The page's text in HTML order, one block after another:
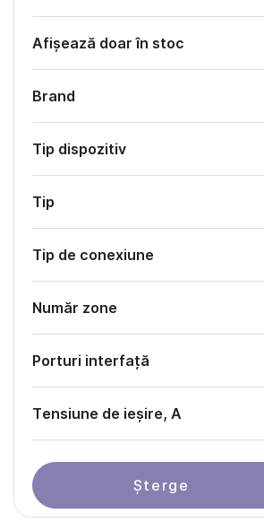
Afișează doar în stoc
Brand
Tip dispozitiv
Tip
Tip de conexiune
Număr zone
Porturi interfață
Тensiune de ieșire, A
Șterge